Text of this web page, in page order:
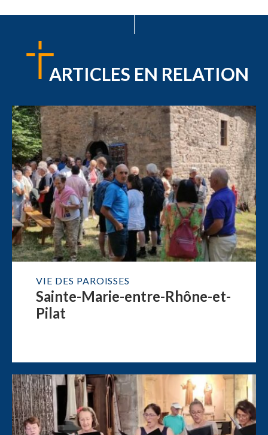
ARTICLES EN RELATION
VIE DES PAROISSES
Sainte-Marie-entre-Rhône-et-
Pilat